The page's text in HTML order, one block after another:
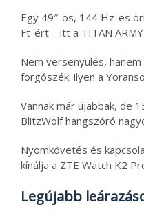
Egy 49″-os, 144 Hz-es
Ft-ért – itt a TITAN ARMY
Nem versenyülés,
forgószék: ilyen a
Vannak már újabbak, de
BlitzWolf hangszóró
Nyomkövetés és
kínálja a ZTE Watch K2
Legújabb